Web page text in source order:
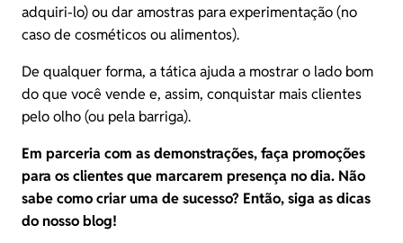
adquiri-lo) ou dar amostras para experimentação (no
caso de cosméticos ou alimentos).
De qualquer forma, a tática ajuda a mostrar o lado bom
do que você vende e, assim, conquistar mais clientes
pelo olho (ou pela barriga).
Em parceria com as demonstrações,faça promoções
para os clientes que marcarem presença no dia. Não
sabe como criar uma de sucesso? Então, siga as dicas
do nosso blog!